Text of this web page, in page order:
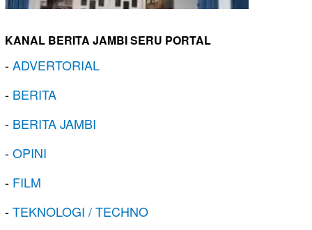
KANAL BERITA JAMBI SERU PORTAL
-ADVERTORIAL
- BERITA
- BERITA JAMBI
-OPINI
- FILM
-TEKNOLOGI / TECHNO